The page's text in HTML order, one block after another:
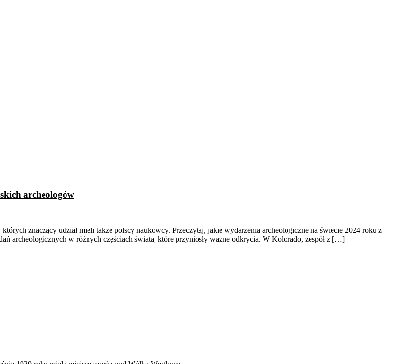
archeologów
znaczący udział mieli także polscy naukowcy. Przeczytaj, jakie wydarzenia archeologiczne na świecie 2024 roku z
archeologicznych w różnych częściach świata, które przyniosły ważne odkrycia. W Kolorado, zespół z […]